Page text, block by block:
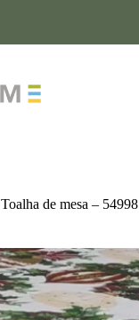
Toalha de mesa – 54998